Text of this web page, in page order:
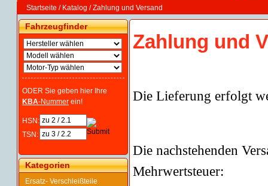
Startseite / Katalog /Zahlung und Versand
Fahrzeugfinder
ODER Sie geben hier Ihre
KBA-Nummer ein!
HSN:
TSN:
Kategorien
Ersatz- Verschleißteile
Zahlung und
Die Lieferung erfolgt
Die nachstehenden
Mehrwertsteuer: